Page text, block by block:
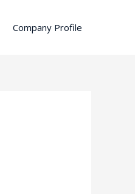
Company Profile